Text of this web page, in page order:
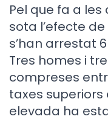
Pel que fa a
sota l’efecte
s’han arrestat
Tres homes i
compreses
taxes superiors
elevada ha